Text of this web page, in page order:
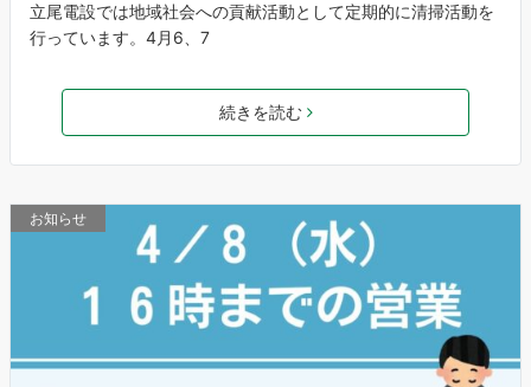
立尾電設では地域社会への貢献活動として定期的に清掃活動を
行っています。4月6、7
続きを読む
お知らせ